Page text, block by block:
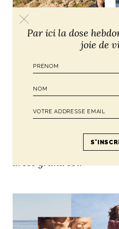
ATELIER
Grazia Giachi / Slip
dress grand soir
Par ici la dose
joie de